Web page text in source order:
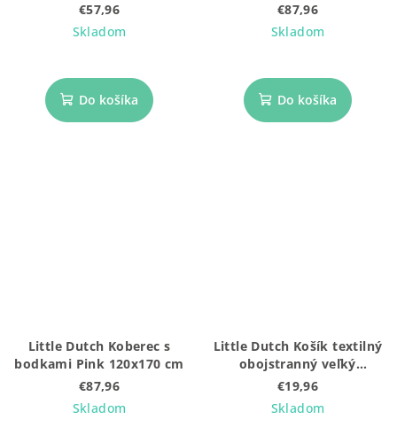
€57,96
Skladom
Do košíka
€87,96
Skladom
Do košíka
Little Dutch Koberec s
bodkami Pink 120x170 cm
€87,96
Skladom
Little Dutch Košík textilný
obojstranný veľký
Blueberry Leaves
€19,96
Skladom